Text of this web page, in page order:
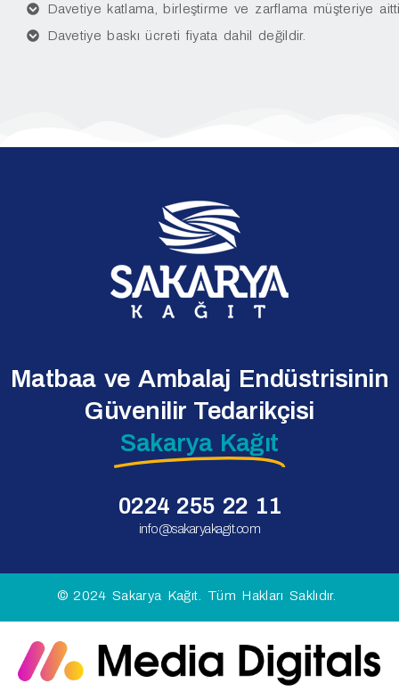
Davetiye katlama, birleştirme ve zarflama müşteriye
Davetiye baskı ücreti fiyata dahil değildir.
Matbaa ve Ambalaj Endüstrisinin
Güvenilir Tedarikçisi
Sakarya Kağıt
0224 255 22 11
info@sakaryakagit.com
© 2024 Sakarya Kağıt. Tüm Hakları Saklıdır.